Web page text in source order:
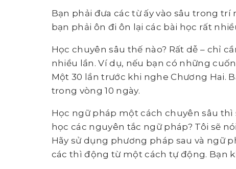
Bạn phải đưa các từ ấy vào sâu trong
bạn phải ôn đi ôn lại các bài học rất
Học chuyên sâu thế nào? Rất dễ – chỉ
nhiều lần. Ví dụ, nếu bạn có những
Một 30 lần trước khi nghe Chương Hai.
trong vòng 10 ngày.
Học ngữ pháp một cách chuyên sâu
học các nguyên tắc ngữ pháp? Tôi sẽ
Hãy sử dụng phương pháp sau và ngữ
các thì động từ một cách tự động. Bạn